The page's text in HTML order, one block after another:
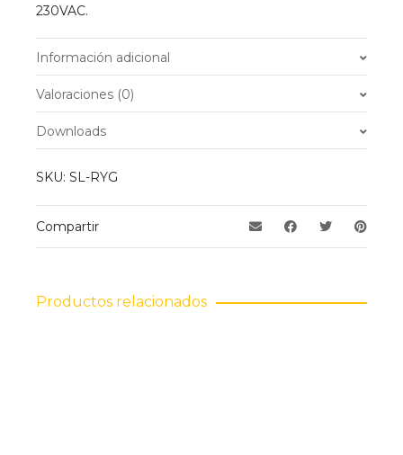
230VAC.
Información adicional
Peso
Valoraciones (0)
No hay valoraciones aún.
este producto pueden hacer una valoración.
Downloads
SKU: SL-RYG
Compartir
Productos relacionados